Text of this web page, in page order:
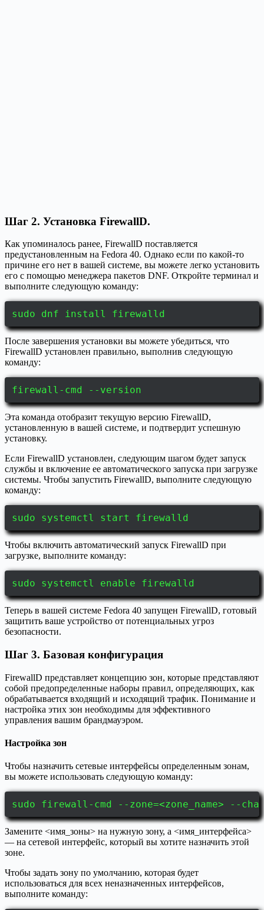
Шаг 2. Установка FirewallD.
Как упоминалось ранее, FirewallD поставляется
предустановленным на Fedora 40. Однако если по какой-то
причине его нет в вашей системе, вы можете легко установить
его с помощью менеджера пакетов DNF. Откройте терминал и
выполните следующую команду:
sudo dnf install firewalld
После завершения установки вы можете убедиться, что
FirewallD установлен правильно, выполнив следующую
команду:
firewall-cmd --version
Эта команда отобразит текущую версию FirewallD,
установленную в вашей системе, и подтвердит успешную
установку.
Если FirewallD установлен, следующим шагом будет запуск
службы и включение ее автоматического запуска при загрузке
системы. Чтобы запустить FirewallD, выполните следующую
команду:
sudo systemctl start firewalld
Чтобы включить автоматический запуск FirewallD при
загрузке, выполните команду:
sudo systemctl enable firewalld
Теперь в вашей системе Fedora 40 запущен FirewallD, готовый
защитить ваше устройство от потенциальных угроз
безопасности.
Шаг 3. Базовая конфигурация
FirewallD представляет концепцию зон, которые представляют
собой предопределенные наборы правил, определяющих, как
обрабатывается входящий и исходящий трафик. Понимание и
настройка этих зон необходимы для эффективного
управления вашим брандмауэром.
Настройка зон
Чтобы назначить сетевые интерфейсы определенным зонам,
вы можете использовать следующую команду:
sudo firewall-cmd --zone=<zone_name> --
Замените <имя_зоны> на нужную зону, а <имя_интерфейса>
— на сетевой интерфейс, который вы хотите назначить этой
зоне.
Чтобы задать зону по умолчанию, которая будет
использоваться для всех неназначенных интерфейсов,
выполните команду: